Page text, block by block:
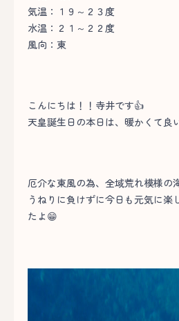
気温：１９～２３度
水温：２１～２２度
風向：東
こんにちは！！寺井です👍
天皇誕生日の本日は、暖かくて良
厄介な東風の為、全域荒れ模様の
うねりに負けずに今日も元気に楽
たよ😁